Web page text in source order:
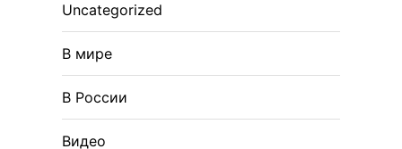
Uncategorized
В мире
В России
Видео